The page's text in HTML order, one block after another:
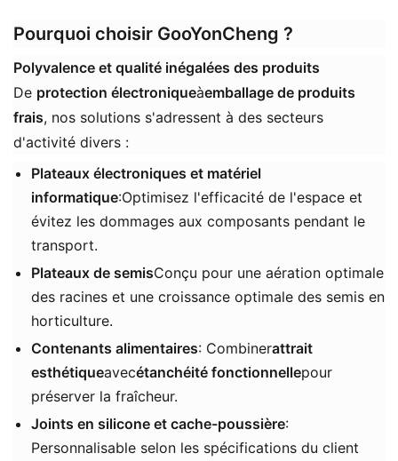
Pourquoi choisir GooYonCheng ?
Polyvalence et qualité inégalées des produits
De ​ protection électroniqueàemballage de produits
frais​, nos solutions s'adressent à des secteurs
d'activité divers :
Plateaux électroniques et matériel
informatique:Optimisez l'efficacité de l'espace et
évitez les dommages aux composants pendant le
transport.
Plateaux de semisConçu pour une aération optimale
des racines et une croissance optimale des semis en
horticulture.
Contenants alimentaires: Combinerattrait
esthétiqueavecétanchéité fonctionnellepour
préserver la fraîcheur.
Joints en silicone et cache-poussière:
Personnalisable selon les spécifications du client